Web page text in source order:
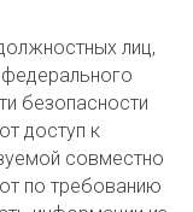
лиц,
безопасности
доступ к
совместно
по требованию